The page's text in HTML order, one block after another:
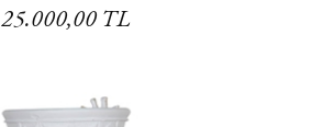
25.000,00 TL